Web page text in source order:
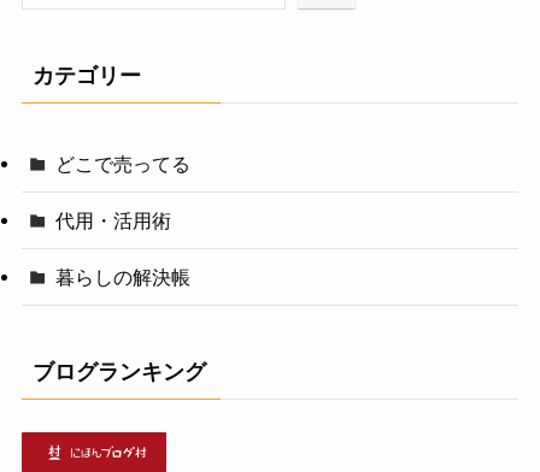
カテゴリー
どこで売ってる
代用・活用術
暮らしの解決帳
ブログランキング